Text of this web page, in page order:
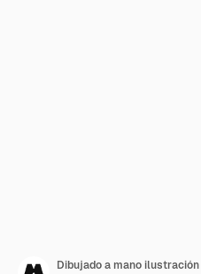
Dibujado a mano